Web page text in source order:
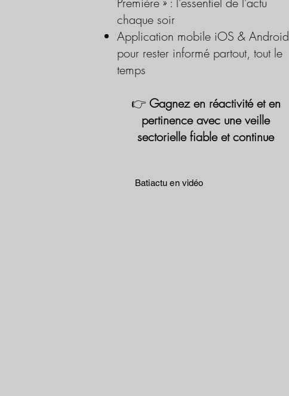
chaque soir
Application mobile iOS & Android
pour rester informé partout, tout le
temps
👉 Gagnez en réactivité et en
pertinence avec une veille
sectorielle fiable et continue
Batiactu en vidéo